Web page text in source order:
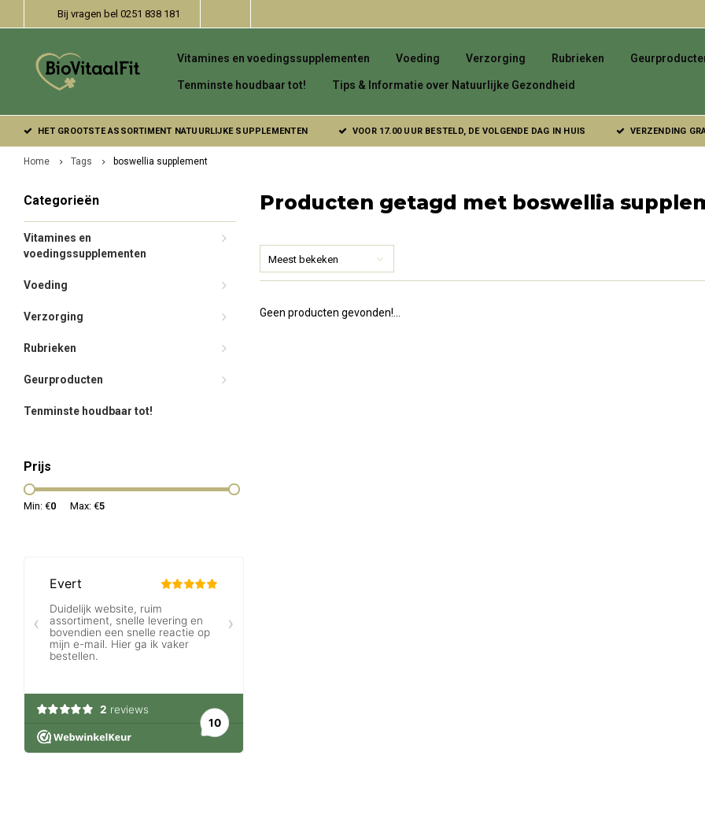
Bij vragen bel 0251 838 181
Vitamines en voedingssupplementen Voeding Verzorging Rubrieken
Tenminste houdbaar tot! Tips & Informatie over Natuurlijke Gezondheid
HET GROOTSTE ASSORTIMENT NATUURLIJKE SUPPLEMENTEN VOOR 17.00 UUR BESTELD, DE VOLGENDE DAG IN HUIS VERZENDING
Home Tags boswellia supplement
Categorieën
Vitamines en
voedingssupplementen
Voeding
Verzorging
Rubrieken
Geurproducten
Tenminste houdbaar tot!
Prijs
Min: €0 Max: €5
Producten getagd met boswellia
Meest bekeken
Geen producten gevonden!...